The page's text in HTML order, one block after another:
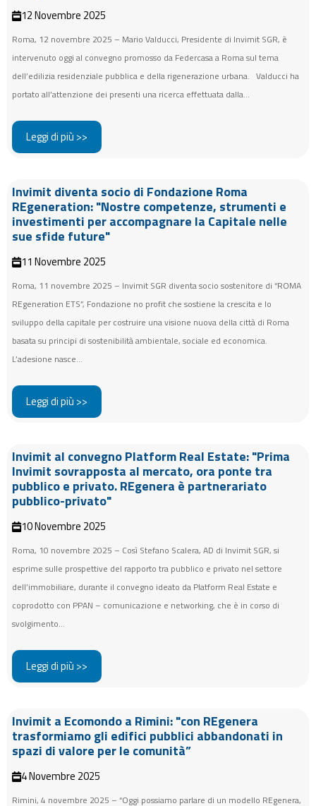
12 Novembre 2025
Roma, 12 novembre 2025 – Mario Valducci, Presidente di Invimit SGR, è
intervenuto oggi al convegno promosso da Federcasa a Roma sul tema
dell’edilizia residenziale pubblica e della rigenerazione urbana. Valducci ha
portato all’attenzione dei presenti una ricerca effettuata dalla...
Leggi di più >>
Invimit diventa socio di Fondazione Roma
REgeneration: "Nostre competenze, strumenti e
investimenti per accompagnare la Capitale nelle
sue sfide future"
11 Novembre 2025
Roma, 11 novembre 2025 – Invimit SGR diventa socio sostenitore di “ROMA
REgeneration ETS”, Fondazione no profit che sostiene la crescita e lo
sviluppo della capitale per costruire una visione nuova della città di Roma
basata su principi di sostenibilità ambientale, sociale ed economica.
L’adesione nasce...
Leggi di più >>
Invimit al convegno Platform Real Estate: "Prima
Invimit sovrapposta al mercato, ora ponte tra
pubblico e privato. REgenera è partnerariato
pubblico-privato"
10 Novembre 2025
Roma, 10 novembre 2025 – Così Stefano Scalera, AD di Invimit SGR, si
esprime sulle prospettive del rapporto tra pubblico e privato nel settore
dell’immobiliare, durante il convegno ideato da Platform Real Estate e
coprodotto con PPAN – comunicazione e networking, che è in corso di
svolgimento...
Leggi di più >>
Invimit a Ecomondo a Rimini: "con REgenera
trasformiamo gli edifici pubblici abbandonati in
spazi di valore per le comunità”
4 Novembre 2025
Rimini, 4 novembre 2025 – “Oggi possiamo parlare di un modello REgenera,